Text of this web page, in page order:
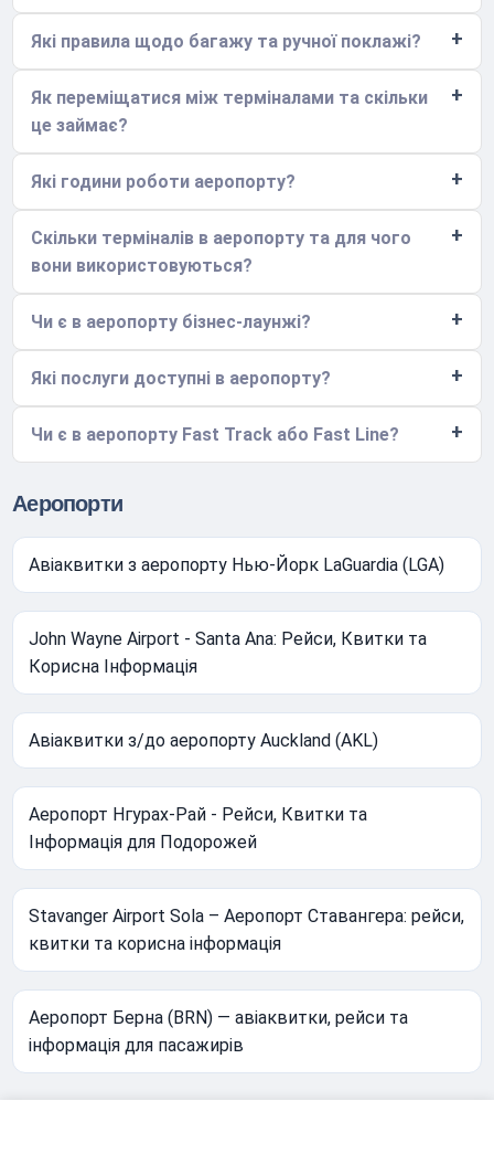
Які правила щодо багажу та ручної поклажі?
Як переміщатися між терміналами та скільки
це займає?
Які години роботи аеропорту?
Скільки терміналів в аеропорту та для чого
вони використовуються?
Чи є в аеропорту бізнес-лаунжі?
Які послуги доступні в аеропорту?
Чи є в аеропорту Fast Track або Fast Line?
Аеропорти
Авіаквитки з аеропорту Нью-Йорк LaGuardia (LGA)
John Wayne Airport - Santa Ana: Рейси, Квитки та
Корисна Інформація
Авіаквитки з/до аеропорту Auckland (AKL)
Аеропорт Нгурах-Рай - Рейси, Квитки та
Інформація для Подорожей
Stavanger Airport Sola – Аеропорт Ставангера: рейси,
квитки та корисна інформація
Аеропорт Берна (BRN) — авіаквитки, рейси та
інформація для пасажирів